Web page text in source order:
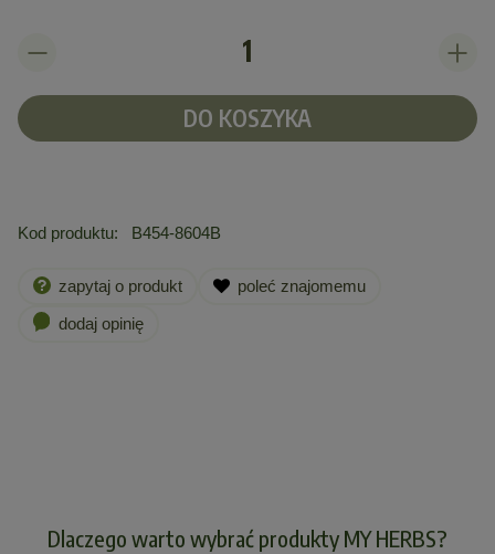
DO KOSZYKA
Kod produktu: B454-8604B
zapytaj o produkt
poleć znajomemu
dodaj opinię
Dlaczego warto wybrać produkty MY HERBS?